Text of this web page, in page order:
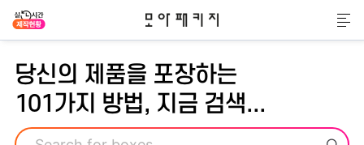
모아패키지
메
당신의 제품을 포장하는
101가지 방법, 지금 검색...